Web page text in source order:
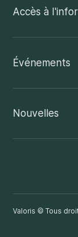
Accès à
Événements
Nouvelles
Valoris © Tous